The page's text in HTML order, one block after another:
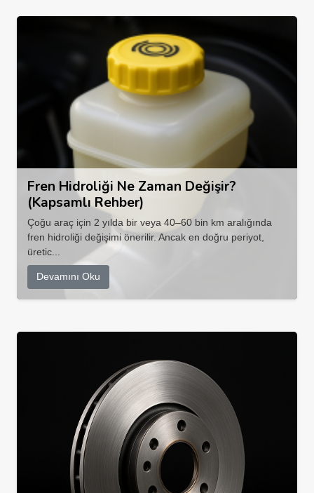
Fren Hidroliği Ne Zaman Değişir?
(Kapsamlı Rehber)
Çoğu araç için 2 yılda bir veya 40–60 bin km aralığında
fren hidroliği değişimi önerilir. Ancak en doğru periyot,
üretic...
Devamını Oku